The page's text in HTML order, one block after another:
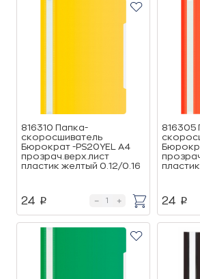
816310 Папка-
скоросшиватель
Бюрократ -PS20YEL A4
прозрач.верх.лист
пластик желтый 0.12/0.16
24 p
816305
24 p